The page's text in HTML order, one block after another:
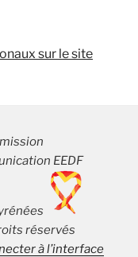
sur le site
EEDF
réservés
à l’interface